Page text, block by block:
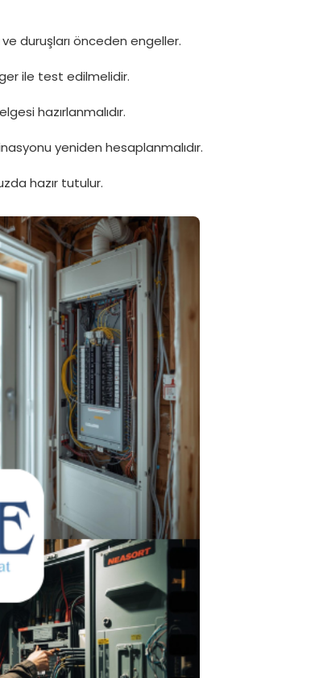
duruşları önceden engeller.
ile test edilmelidir.
hazırlanmalıdır.
yeniden hesaplanmalıdır.
hazır tutulur.